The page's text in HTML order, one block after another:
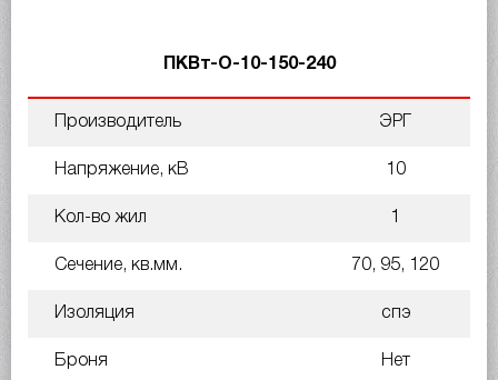
ПКВт-О-10-150-240
Производитель ЭРГ
Напряжение, кВ 10
Кол-во жил 1
Сечение, кв.мм. 70, 95, 120
Изоляция спэ
Броня Нет